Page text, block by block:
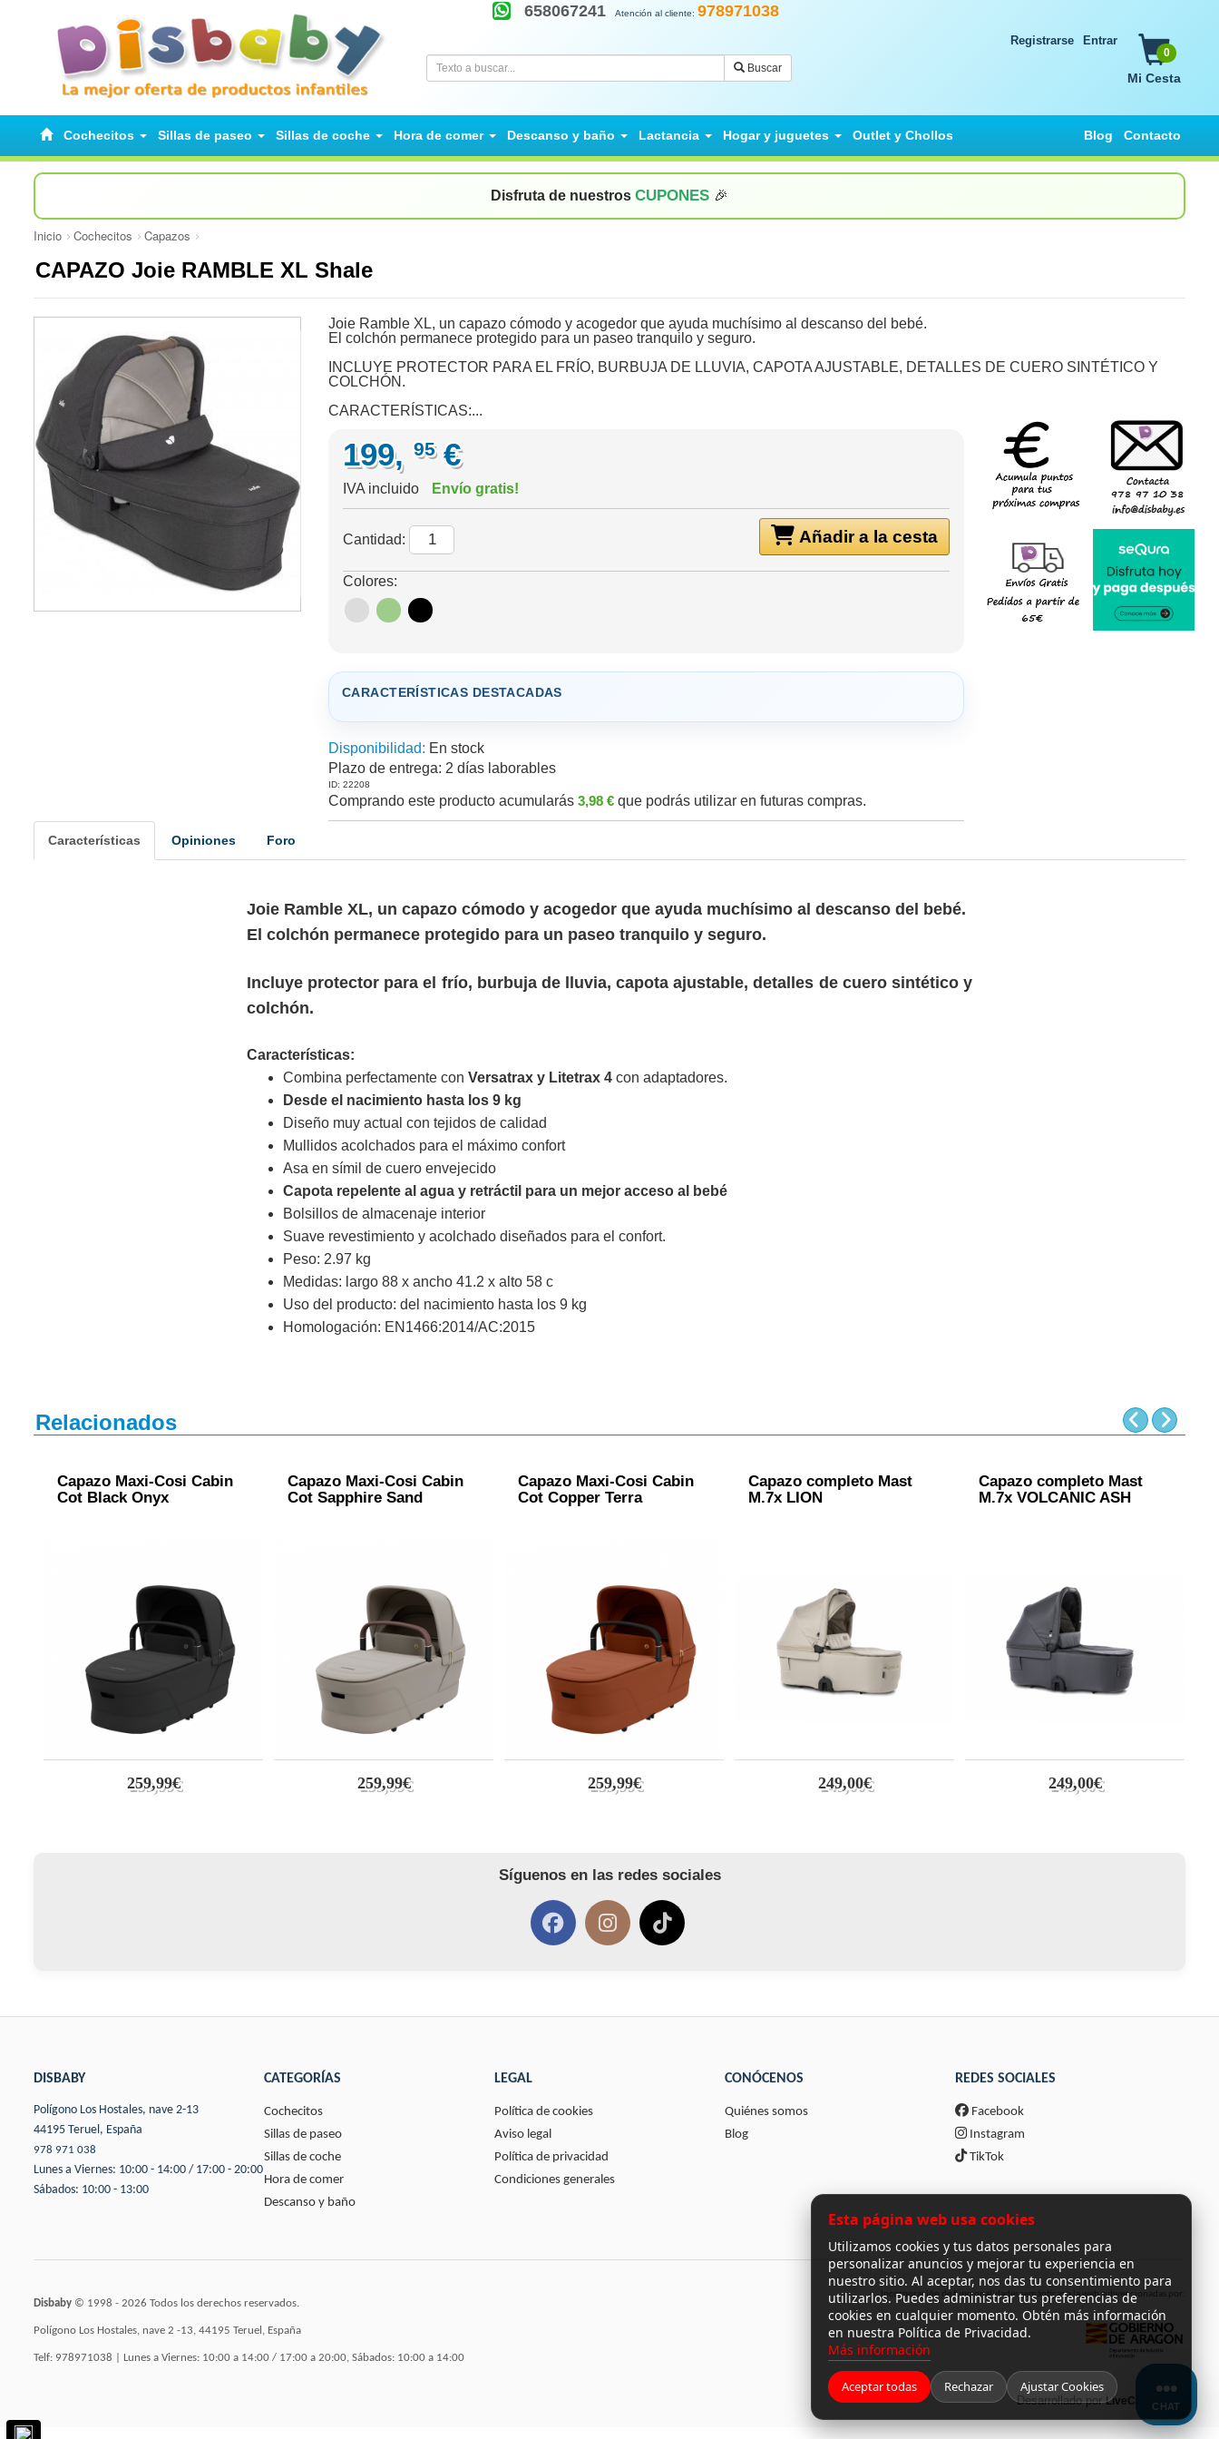
Atención al cliente: 978971038
658067241
Buscar
0
Mi Cesta
Registrarse Entrar
Cochecitos Sillas de paseo Sillas de coche Hora de comer Descanso y baño Lactancia Hogar y juguetes Outlet y Chollos Contacto
Blog
Disfruta de nuestros CUPONES 🎉
Inicio Cochecitos Capazos
CAPAZO Joie RAMBLE XL Shale
Joie Ramble XL, un capazo cómodo y acogedor que ayuda muchísimo al descanso del bebé.
El colchón permanece protegido para un paseo tranquilo y seguro.
INCLUYE PROTECTOR PARA EL FRÍO, BURBUJA DE LLUVIA, CAPOTA AJUSTABLE, DETALLES DE CUERO SINTÉTICO Y
COLCHÓN.
CARACTERÍSTICAS:...
199, 95 €
IVA incluido Envío gratis!
Añadir a la cesta
Cantidad:
Colores:
CARACTERÍSTICAS DESTACADAS
Disponibilidad: En stock
Plazo de entrega: 2 días laborables
ID: 22208
Comprando este producto acumularás 3,98 € que podrás utilizar en futuras compras.
Características Opiniones Foro
Joie Ramble XL, un capazo cómodo y acogedor que ayuda muchísimo al descanso del bebé.
El colchón permanece protegido para un paseo tranquilo y seguro.
Incluye protector para el frío, burbuja de lluvia, capota ajustable, detalles de cuero sintético y
colchón.
Características:
Combina perfectamente con Versatrax y Litetrax 4 con adaptadores.
Desde el nacimiento hasta los 9 kg
Diseño muy actual con tejidos de calidad
Mullidos acolchados para el máximo confort
Asa en símil de cuero envejecido
Capota repelente al agua y retráctil para un mejor acceso al bebé
Bolsillos de almacenaje interior
Suave revestimiento y acolchado diseñados para el confort.
Peso: 2.97 kg
Medidas: largo 88 x ancho 41.2 x alto 58 c
Uso del producto: del nacimiento hasta los 9 kg
Homologación: EN1466:2014/AC:2015
Relacionados
Capazo Maxi-Cosi Cabin
Cot Black Onyx
259,99€
Capazo Maxi-Cosi Cabin
Cot Sapphire Sand
259,99€
Capazo Maxi-Cosi Cabin
Cot Copper Terra
259,99€
Capazo completo Mast
M.7x LION
249,00€
Capazo completo Mast
M.7x VOLCANIC ASH
249,00€
Síguenos en las redes sociales
DISBABY
Polígono Los Hostales, nave 2-13
44195 Teruel, España
978 971 038
Lunes a Viernes: 10:00 - 14:00 / 17:00 - 20:00
Sábados: 10:00 - 13:00
CATEGORÍAS
Cochecitos
Sillas de paseo
Sillas de coche
Hora de comer
Descanso y baño
LEGAL
Política de cookies
Aviso legal
Política de privacidad
Condiciones generales
CONÓCENOS
Quiénes somos
Blog
REDES SOCIALES
Facebook
Instagram
TikTok
Disbaby © 1998 - 2026 Todos los derechos reservados.
Polígono Los Hostales, nave 2 -13, 44195 Teruel, España
Telf: 978971038 | Lunes a Viernes: 10:00 a 14:00 / 17:00 a 20:00, Sábados: 10:00 a 14:00
Incorporación de funcionalidades semánticas a la web subvencionadas por:
Desarrollado porLiveCommerce
Esta página web usa cookies
Utilizamos cookies y tus datos personales para
personalizar anuncios y mejorar tu experiencia en
nuestro sitio. Al aceptar, nos das tu consentimiento para
utilizarlos. Puedes administrar tus preferencias de
cookies en cualquier momento. Obtén más información
en nuestra Política de Privacidad.
Más información
Aceptar todas Rechazar Ajustar Cookies